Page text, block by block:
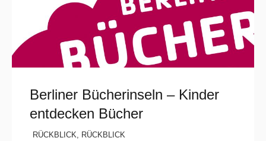
Berliner Bücherinseln – Kinder
entdecken Bücher
RÜCKBLICK, RÜCKBLICK